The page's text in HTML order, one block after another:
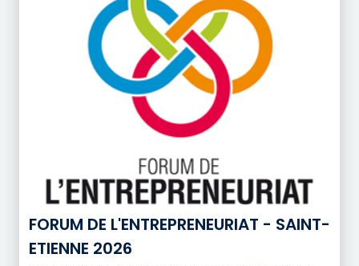
FORUM DE L'ENTREPRENEURIAT - SAINT-
ETIENNE 2026